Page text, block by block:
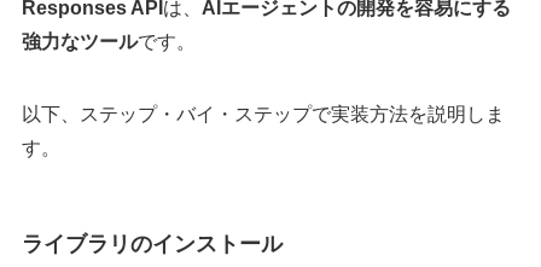
Responses API は、 AIエージェントの開発を容易にする
強力なツールです。
以下、ステップ・バイ・ステップで実装方法を説明しま
す。​
ライブラリのインストール